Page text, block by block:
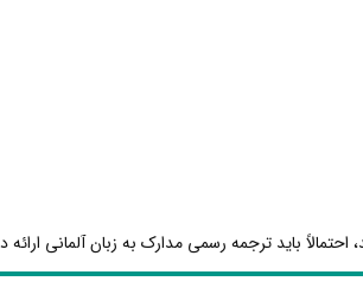
باید ترجمه رسمی مدارک به زبان آلمانی ارائه